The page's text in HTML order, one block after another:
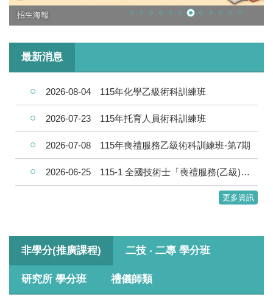
招生海報
最新消息
2026-08-04 115年化學乙級術科訓練班
2026-07-23 115年托育人員術科訓練班
2026-07-08 115年喪禮服務乙級術科訓練班-第7期
2026-06-25 115-1 全國技術士「喪禮服務(乙級)」6/26 考試延期公告！
更多資訊
非學分(推廣課程) 二技 ‧ 二專 學分班
研究所 學分班 禮儀師類